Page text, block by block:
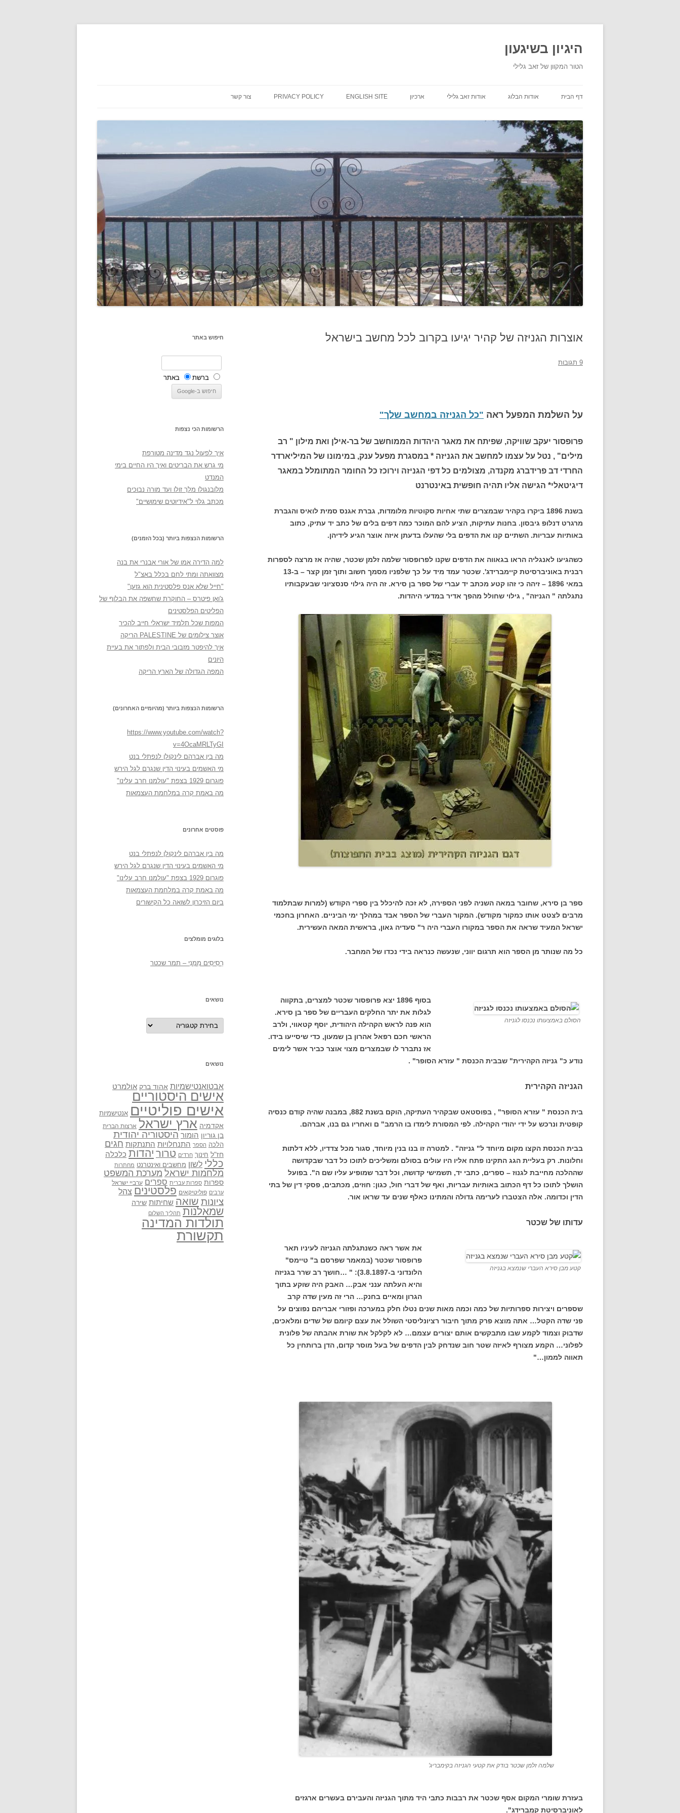
היגיון בשיגעון
הטור המקוון של זאב גלילי
דף הבית אודות הבלוג אודות זאב גלילי ארכיון ENGLISH SITE
PRIVACY POLICY צור קשר
אוצרות הגניזה של קהיר יגיעו בקרוב לכל מחשב בישראל
9 תגובות
על השלמת המפעל ראה "כל הגניזה במחשב שלך"
פרופסור יעקב שוויקה, שפיתח את מאגר היהדות הממוחשב של בר-אילן ואת מילון " רב
מילים" , נטל על עצמו למחשב את הגניזה * במסגרת מפעל ענק, במימונו של המיליארדר
החרדי דב פרידברג מקנדה, מצולמים כל דפי הגניזה וירוכז כל החומר המתומלל במאגר
דיגיטאלי* הגישה אליו תהיה חופשית באינטרנט
בשנת 1896 ביקרו בקהיר שבמצרים שתי אחיות סקוטיות מלומדות, גברת אגנס סמית לואיס והגברת
מרגרט דנלופ גיבסון. בחנות עתיקות, הציע להם המוכר כמה דפים בלים של כתב יד עתיק, כתוב
באותיות עבריות. השתיים קנו את הדפים בלי שהעלו בדעתן איזה אוצר הגיע לידיהן.
כשהגיעו לאנגליה הראו בגאווה את הדפים שקנו לפרופסור שלמה זלמן שכטר, שהיה אז מרצה לספרות
רבנית באוניברסיטת קיימברידג'. שכטר עמד מיד על כך שלפניו מסמך חשוב ותוך זמן קצר – ב-13
במאי 1896 – זיהה כי זהו קטע מכתב יד עברי של ספר בן סירא. זה היה גילוי סנסציוני שבעקבותיו
נתגלתה " הגניזה" , גילוי שחולל מהפך אדיר במדעי היהדות.
ספר בן סירא, שחובר במאה השניה לפני הספירה, לא זכה להיכלל בין ספרי הקודש (למרות שבתלמוד
מרבים לצטט אותו כמקור מקודש). המקור העברי של הספר אבד במהלך ימי הביניים. האחרון בחכמי
ישראל המעיד שראה את הספר במקורו העברי היה ר" סעדיה גאון, בראשית המאה העשירית.
כל מה שנותר מן הספר הוא תרגום יווני, שנעשה כנראה בידי נכדו של המחבר.
הסולם באמצעותו נכנסו לגניזה
בסוף 1896 יצא פרופסור שכטר למצרים, בתקווה
לגלות את יתר החלקים העבריים של ספר בן סירא.
הוא פנה לראש הקהילה היהודית, יוסף קטאווי, ולרב
הראשי חכם רפאל אהרון בן שמעון, כדי שיסייעו בידו.
אז נתברר לו שבמצרים מצוי אוצר כביר אשר לימים
נודע כ" גניזה הקהירית" שבבית הכנסת " עזרא הסופר" .
הגניזה הקהירית
בית הכנסת " עזרא הסופר" , בפוסטאט שבקהיר העתיקה, הוקם בשנת 882, במבנה שהיה קודם כנסיה
קופטית ונרכש על ידי יהודי הקהילה. לפי המסורת לימדו בו הרמב" ם ואחריו גם בנו, אברהם.
בבית הכנסת הקצו מקום מיוחד ל" גניזה" . למטרה זו בנו בנין מיוחד, סגור מכל צדדיו, ללא דלתות
וחלונות. רק בעליית הגג התקינו פתח אליו היו עולים בסולם ומשליכים לתוכו כל דבר שבקדושה
שההלכה מחייבת לגנוז – ספרים, כתבי יד, תשמישי קדושה, וכל דבר שמופיע עליו שם ה". בפועל
הושלך לתוכו כל דף הכתוב באותיות עבריות, ואף של דברי חול, כגון: חוזים, מכתבים, פסקי דין של בתי
הדין וכדומה. אלה הצטברו לערימה גדולה והמתינו כאלף שנים עד שראו אור.
עדותו של שכטר
קטע מבן סירא העברי שנמצא בגניזה
את אשר ראה כשנתגלתה הגניזה לעיניו תאר
פרופסור שכטר (במאמר שפרסם ב" טיימס"
הלונדוני ב-3.8.1897): " …חושך רב שרר בגניזה
והיא העלתה ענני אבק… האבק היה שוקע בתוך
הגרון ומאיים בחנק… הרי זה מעין שדה קרב
שספרים ויצירות ספרותיות של כמה וכמה מאות שנים נטלו חלק במערכה ופזורי אבריהם נפוצים על
פני שדה הקטל… אתה מוצא פרק מתוך חיבור רציונליסטי השולל את עצם קיומם של שדים ומלאכים,
שדבוק וצמוד לקמע שבו מתבקשים אותם יצורים עצמם… לא לקלקל את שורת אהבתה של פלונית
לפלוני… הקמע מצורף לאיזה שטר חוב שנדחק לבין הדפים של בעל מוסר קדום, הדן ברותחין כל
תאווה לממון…"
שלמה זלמן שכטר בודק את קטעי הגניזה בקימבריג'
בעזרת שומרי המקום אסף שכטר את רבבות כתבי היד מתוך הגניזה והעבירם בעשרים ארגזים
לאוניברסיטת קמברידג".
חיפוש באתר
ברשת באתר
הרשומות הכי נצפות
איך לפעול נגד מדינה מטורפת
מי גרש את הבריטים ואיך היו החיים בימי
המנדט
מלובנגולו מלך זולו ועד מורה נבוכים
מכתב גלוי ל"אידיוטים שימושיים"
הרשומות הנצפות ביותר (בכל הזמנים)
למה הדירה אמו של אורי אבנרי את בנה
מצוואתה ומתי לחם בכלל באצ"ל
"חייל שלא אנס פלסטינית הוא גזען"
ג'ואן פיטרס – החוקרת שחשפה את הבלוף של
הפליטים הפלסטינים
המפות שכל תלמיד ישראלי חייב להכיר
אוצר צילומים של PALESTINE הריקה
איך להיפטר מזבובי הבית ולפתור את בעיית
היונים
המפה הגדולה של הארץ הריקה
הרשומות הנצפות ביותר (מהיומיים האחרונים)
https://www.youtube.com/watch?
v=4OcaMRLTyGI
מה בין אברהם לינקולן לנפתלי בנט
מי האשמים בעינוי הדין שנגרם לגל הירש
פוגרום 1929 בצפת "עולמנו חרב עלינו"
מה באמת קרה במלחמת העצמאות
פוסטים אחרונים
מה בין אברהם לינקולן לנפתלי בנט
מי האשמים בעינוי הדין שנגרם לגל הירש
פוגרום 1929 בצפת "עולמנו חרב עלינו"
מה באמת קרה במלחמת העצמאות
ביום הזיכרון לשואה כל הקישורים
בלוגים מומלצים
רְסִיסִים מִמֶנִי – תמר שכטר
נושאים
נושאים
נושאים
אבטואנטישמיות אהוד ברק אולמרט
אישים היסטוריים
אישים פוליטיים אנטישמיות
אקדמיה ארץ ישראל ארצות הברית
בן גוריון הומור היסטוריה יהודית
הלכה הספר התנחלויות התנתקות חגים
חז"ל חינוך חרדים טרור יהדות כלכלה
כללי לשון מחשבים ואינטרנט מחתרות
מלחמות ישראל מערכת המשפט
ספרות ספרות עברית ספרים ערביי ישראל
ערבים פוליטיקאים פלסטינים צהל
ציונות שואה שחיתות שירה
שמאלנות תהליך השלום
תולדות המדינה
תקשורת